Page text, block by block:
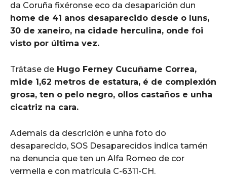
da Coruña fixéronse eco da desaparición dun
home de 41 anos desaparecido desde o luns,
30 de xaneiro, na cidade herculina, onde foi
visto por última vez.
Trátase de Hugo Ferney Cucuñame Correa,
mide 1,62 metros de estatura, é de complexión
grosa, ten o pelo negro, ollos castaños e unha
cicatriz na cara.
Ademais da descrición e unha foto do
desaparecido, SOS Desaparecidos indica tamén
na denuncia que ten un Alfa Romeo de cor
vermella e con matrícula C-6311-CH.